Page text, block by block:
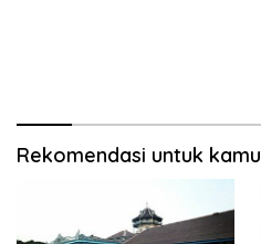
Rekomendasi untuk kamu